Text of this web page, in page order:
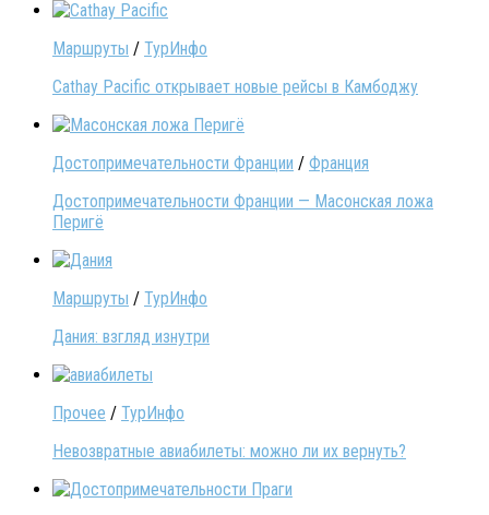
Маршруты / ТурИнфо
Cathay Pacific открывает новые рейсы в Камбоджу
Достопримечательности Франции / Франция
Достопримечательности Франции — Масонская ложа
Перигё
Маршруты / ТурИнфо
Дания: взгляд изнутри
Прочее / ТурИнфо
Невозвратные авиабилеты: можно ли их вернуть?